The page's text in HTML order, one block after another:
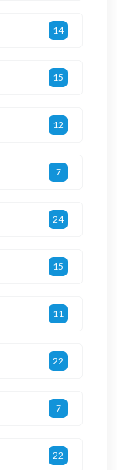
14
15
12
7
24
15
11
22
7
22